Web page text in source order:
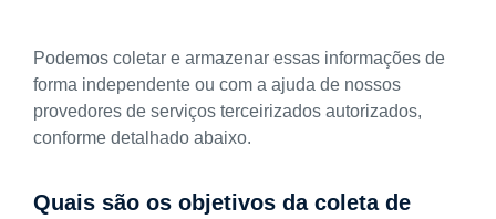
Podemos coletar e armazenar essas informações de
forma independente ou com a ajuda de nossos
provedores de serviços terceirizados autorizados,
conforme detalhado abaixo.
Quais são os objetivos da coleta de